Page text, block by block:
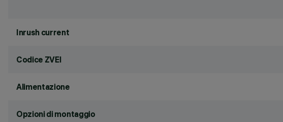
Inrush current
Codice ZVEI
Alimentazione
Opzioni di montaggio